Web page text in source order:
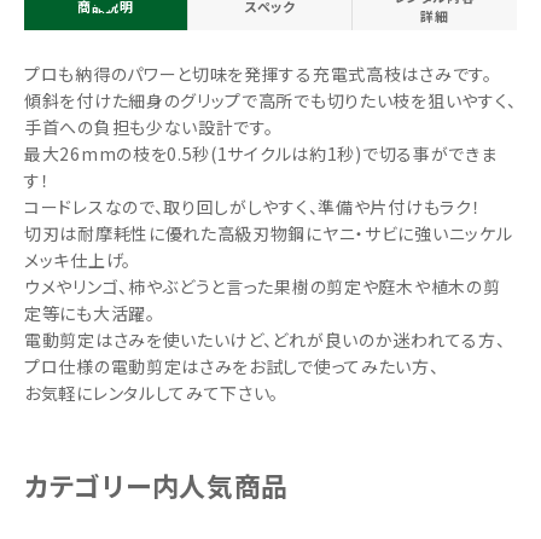
商品説明 スペック
詳細
プロも納得のパワーと切味を発揮する充電式高枝はさみです。
傾斜を付けた細身のグリップで高所でも切りたい枝を狙いやすく、
手首への負担も少ない設計です。
最大26mmの枝を0.5秒(1サイクルは約1秒)で切る事ができま
す！
コードレスなので、取り回しがしやすく、準備や片付けもラク！
切刃は耐摩耗性に優れた高級刃物鋼にヤニ・サビに強いニッケル
メッキ仕上げ。
ウメやリンゴ、柿やぶどうと言った果樹の剪定や庭木や植木の剪
定等にも大活躍。
電動剪定はさみを使いたいけど、どれが良いのか迷われてる方、
プロ仕様の電動剪定はさみをお試しで使ってみたい方、
お気軽にレンタルしてみて下さい。
カテゴリー内人気商品